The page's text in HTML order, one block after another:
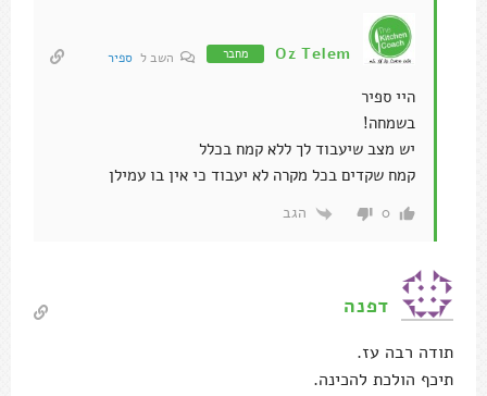
Oz Telem מחבר השב ל ספיר
היי ספיר
בשמחה!
יש מצב שיעבוד לך ללא קמח בכלל
קמח שקדים בכל מקרה לא יעבוד כי אין בו עמילן
0 הגב
דפנה
תודה רבה עז.
תיכף הולכת להכינה.